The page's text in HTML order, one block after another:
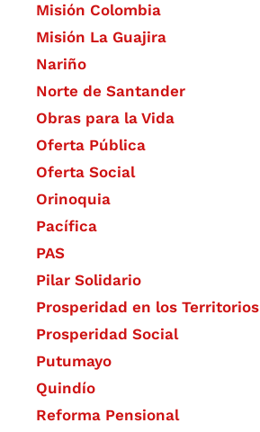
Misión Colombia
Misión La Guajira
Nariño
Norte de Santander
Obras para la Vida
Oferta Pública
Oferta Social​​
Orinoquia
Pacífica
PAS
Pilar Solidario
Prosperidad en los Territorios
Prosperidad Social
Putumayo
Quindío
Reforma Pensional